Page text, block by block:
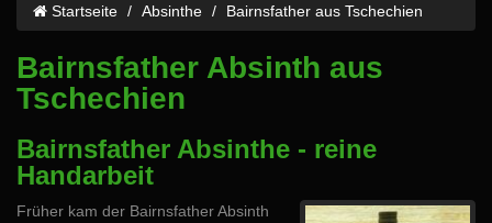
Startseite Absinthe Bairnsfather aus Tschechien
Bairnsfather Absinth aus
Tschechien
Bairnsfather Absinthe - reine
Handarbeit
Früher kam der Bairnsfather Absinth